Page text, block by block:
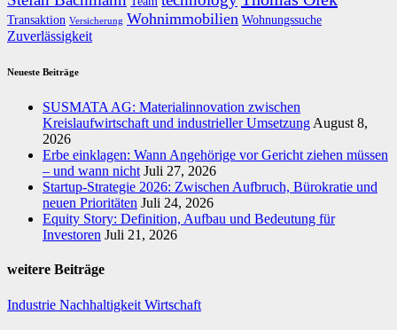
Transaktion Versicherung Wohnimmobilien Wohnungssuche
Zuverlässigkeit
Neueste Beiträge
SUSMATA AG: Materialinnovation zwischen
Kreislaufwirtschaft und industrieller Umsetzung August 8,
2026
Erbe einklagen: Wann Angehörige vor Gericht ziehen müssen
– und wann nicht Juli 27, 2026
Startup-Strategie 2026: Zwischen Aufbruch, Bürokratie und
neuen Prioritäten Juli 24, 2026
Equity Story: Definition, Aufbau und Bedeutung für
Investoren Juli 21, 2026
weitere Beiträge
Industrie Nachhaltigkeit Wirtschaft